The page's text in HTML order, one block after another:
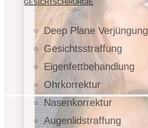
GESICHTSCHIRURGIE
Deep Plane Verjüngung
Gesichtsstraffung
Eigenfettbehandlung
Ohrkorrektur
Nasenkorrektur
Augenlidstraffung